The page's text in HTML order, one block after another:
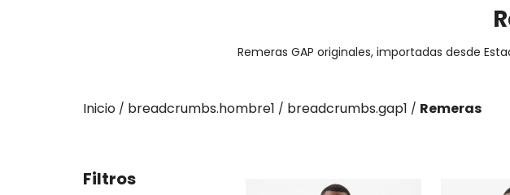
Remeras GAP originales, importadas desde
Inicio / breadcrumbs.hombre1 / breadcrumbs.gap1 / Remeras
Filtros